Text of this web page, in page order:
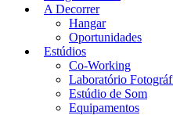
A Decorrer
Hangar
Oportunidades
Estúdios
Co-Working
Laboratório
Estúdio de Som
Equipamentos